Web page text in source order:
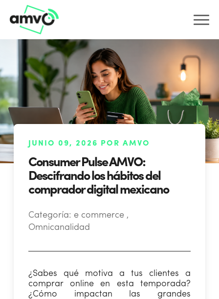
JUNIO 09, 2026 POR AMVO
Consumer Pulse AMVO:
Descifrando los hábitos del
comprador digital mexicano
Categoría: e commerce ,
Omnicanalidad
¿Sabes qué motiva a tus clientes a
comprar online en esta temporada?
¿Cómo impactan las grandes